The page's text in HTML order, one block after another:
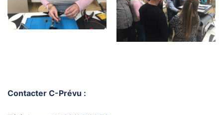
Contacter C-Prévu :